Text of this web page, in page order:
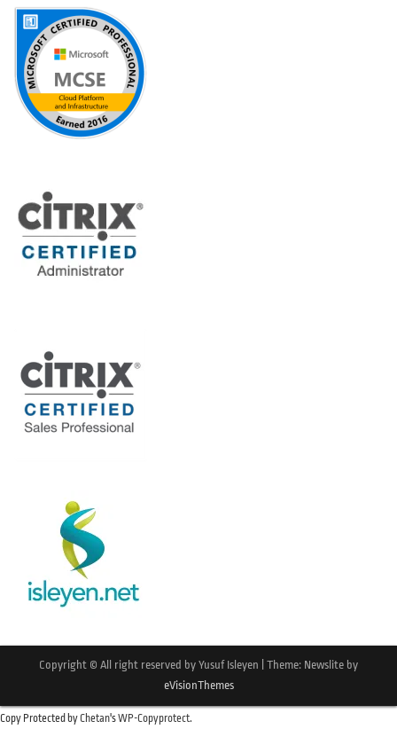
Copyright © All right reserved by Yusuf Isleyen
Theme: Newslite by
eVisionThemes
Copy Protected by Chetan'sWP-Copyprotect.